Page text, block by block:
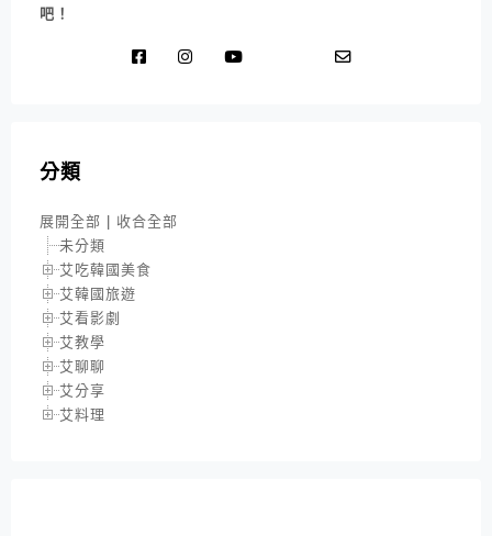
吧！
分類
展開全部 | 收合全部
未分類
艾吃韓國美食
艾韓國旅遊
艾看影劇
艾教學
艾聊聊
艾分享
艾料理